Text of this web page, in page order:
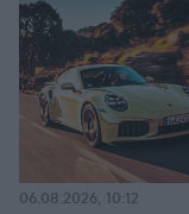
06.08.2026, 10:12